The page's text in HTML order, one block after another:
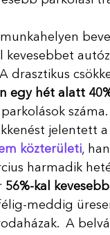
kevesebbet
drasztikus
egy hét alatt
jelentett
közterületi,
harmadik
56%-kal
meddig
A